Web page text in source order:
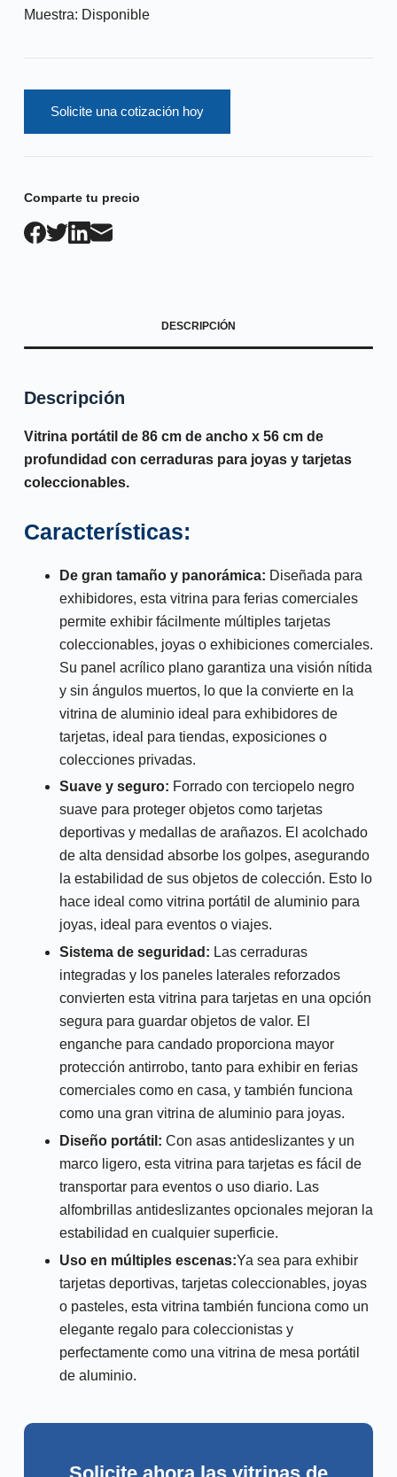
Muestra: Disponible
Solicite una cotización hoy
Comparte tu precio
DESCRIPCIÓN
Descripción
Vitrina portátil de 86 cm de ancho x 56 cm de
profundidad con cerraduras para joyas y tarjetas
coleccionables.
Características:
De gran tamaño y panorámica: Diseñada para
exhibidores, esta vitrina para ferias comerciales
permite exhibir fácilmente múltiples tarjetas
coleccionables, joyas o exhibiciones comerciales.
Su panel acrílico plano garantiza una visión nítida
y sin ángulos muertos, lo que la convierte en la
vitrina de aluminio ideal para exhibidores de
tarjetas, ideal para tiendas, exposiciones o
colecciones privadas.
Suave y seguro: Forrado con terciopelo negro
suave para proteger objetos como tarjetas
deportivas y medallas de arañazos. El acolchado
de alta densidad absorbe los golpes, asegurando
la estabilidad de sus objetos de colección. Esto lo
hace ideal como vitrina portátil de aluminio para
joyas, ideal para eventos o viajes.
Sistema de seguridad: Las cerraduras
integradas y los paneles laterales reforzados
convierten esta vitrina para tarjetas en una opción
segura para guardar objetos de valor. El
enganche para candado proporciona mayor
protección antirrobo, tanto para exhibir en ferias
comerciales como en casa, y también funciona
como una gran vitrina de aluminio para joyas.
Diseño portátil: Con asas antideslizantes y un
marco ligero, esta vitrina para tarjetas es fácil de
transportar para eventos o uso diario. Las
alfombrillas antideslizantes opcionales mejoran la
estabilidad en cualquier superficie.
Uso en múltiples escenas:Ya sea para exhibir
tarjetas deportivas, tarjetas coleccionables, joyas
o pasteles, esta vitrina también funciona como un
elegante regalo para coleccionistas y
perfectamente como una vitrina de mesa portátil
de aluminio.